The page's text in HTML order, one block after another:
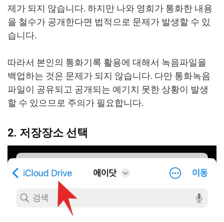
제가 되지 않습니다. 하지만 나와 영희가 통화한 내용
을 철수가 공개한다면 법적으로 문제가 발생할 수 있
습니다.
따라서 본인의 통화기록 활용에 대해서 녹음파일을
백업하는 것은 문제가 되지 않습니다. 다만 통화녹음
파일이 공유되고 공개되는 예기치 못한 상황이 발생
할 수 있으므로 주의가 필요합니다.
2. 저장장소 선택